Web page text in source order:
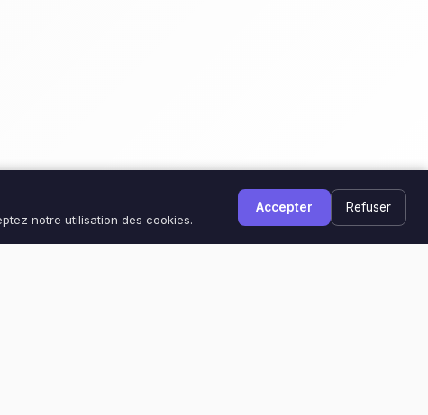
notre utilisation des cookies.
Accepter Refuser